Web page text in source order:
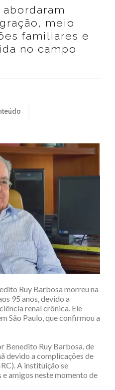
meio
familiares e
no campo
Ruy Barbosa morreu na
95 anos, devido a
renal crônica. Ele
São Paulo, que confirmou a
Benedito Ruy Barbosa, de
devido a complicações de
A instituição se
amigos neste momento de